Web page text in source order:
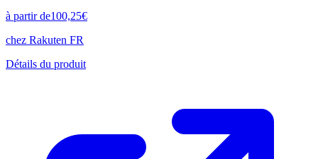
à partir de100,25€
chez Rakuten FR
Détails du produit